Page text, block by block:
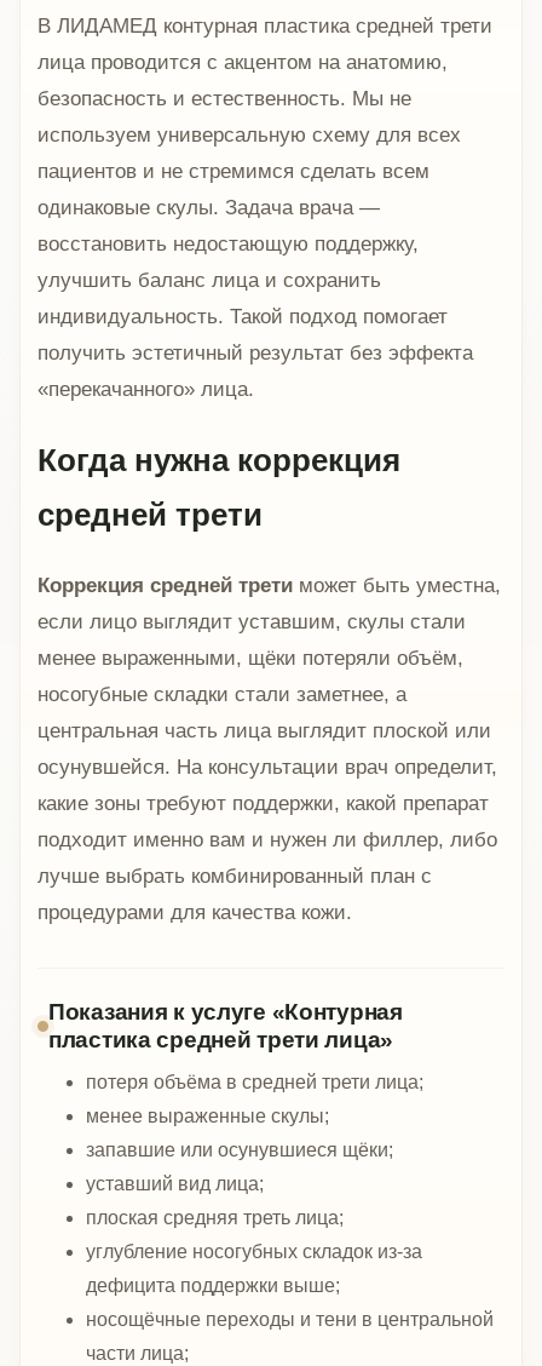
В ЛИДАМЕД контурная пластика средней трети
лица проводится с акцентом на анатомию,
безопасность и естественность. Мы не
используем универсальную схему для всех
пациентов и не стремимся сделать всем
одинаковые скулы. Задача врача —
восстановить недостающую поддержку,
улучшить баланс лица и сохранить
индивидуальность. Такой подход помогает
получить эстетичный результат без эффекта
«перекачанного» лица.
Когда нужна коррекция
средней трети
Коррекция средней трети может быть уместна,
если лицо выглядит уставшим, скулы стали
менее выраженными, щёки потеряли объём,
носогубные складки стали заметнее, а
центральная часть лица выглядит плоской или
осунувшейся. На консультации врач определит,
какие зоны требуют поддержки, какой препарат
подходит именно вам и нужен ли филлер, либо
лучше выбрать комбинированный план с
процедурами для качества кожи.
Показания к услуге «Контурная
пластика средней трети лица»
потеря объёма в средней трети лица;
менее выраженные скулы;
запавшие или осунувшиеся щёки;
уставший вид лица;
плоская средняя треть лица;
углубление носогубных складок из-за
дефицита поддержки выше;
носощёчные переходы и тени в центральной
части лица;